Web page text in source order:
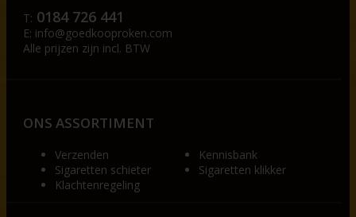
T: 0184 726 441
E: info@goedkooproken.com
Alle prijzen zijn incl. BTW
ONS ASSORTIMENT
Verzenden
Kennisbank
Sigaretten schieter
Sigaretten klikker
Klachtenregeling